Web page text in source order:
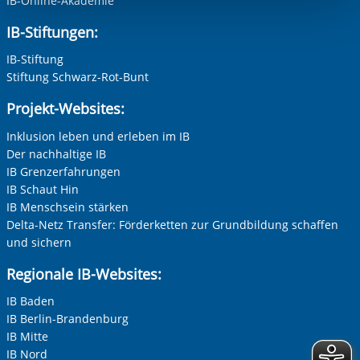
berechtigter Interessen und daher unabhängig von einer
Einwilligung.
Ihre E-Mail-Adresse
Ihre Telefonnummer
Betreff ihrer Anfrage
Ihre Nachricht
können Sie in unseren Datenschutzeinstellungen jederzeit
widerrufen:
Zur Aktivierung der Videos Marketing-Cookies hier
Vorherige Folie anzeigen
IB-Stiftungen:
IB-Stiftung
Stiftung Schwarz-Rot-Bunt
Projekt-Websites:
Inklusion leben und erleben im IB
Der nachhaltige IB
IB Grenzerfahrungen
IB Schaut Hin
IB Menschsein stärken
Delta-Netz Transfer: Förderketten zur Grundbildung schaffen
und sichern
Regionale IB-Websites:
IB Baden
IB Berlin-Brandenburg
IB Mitte
IB Nord